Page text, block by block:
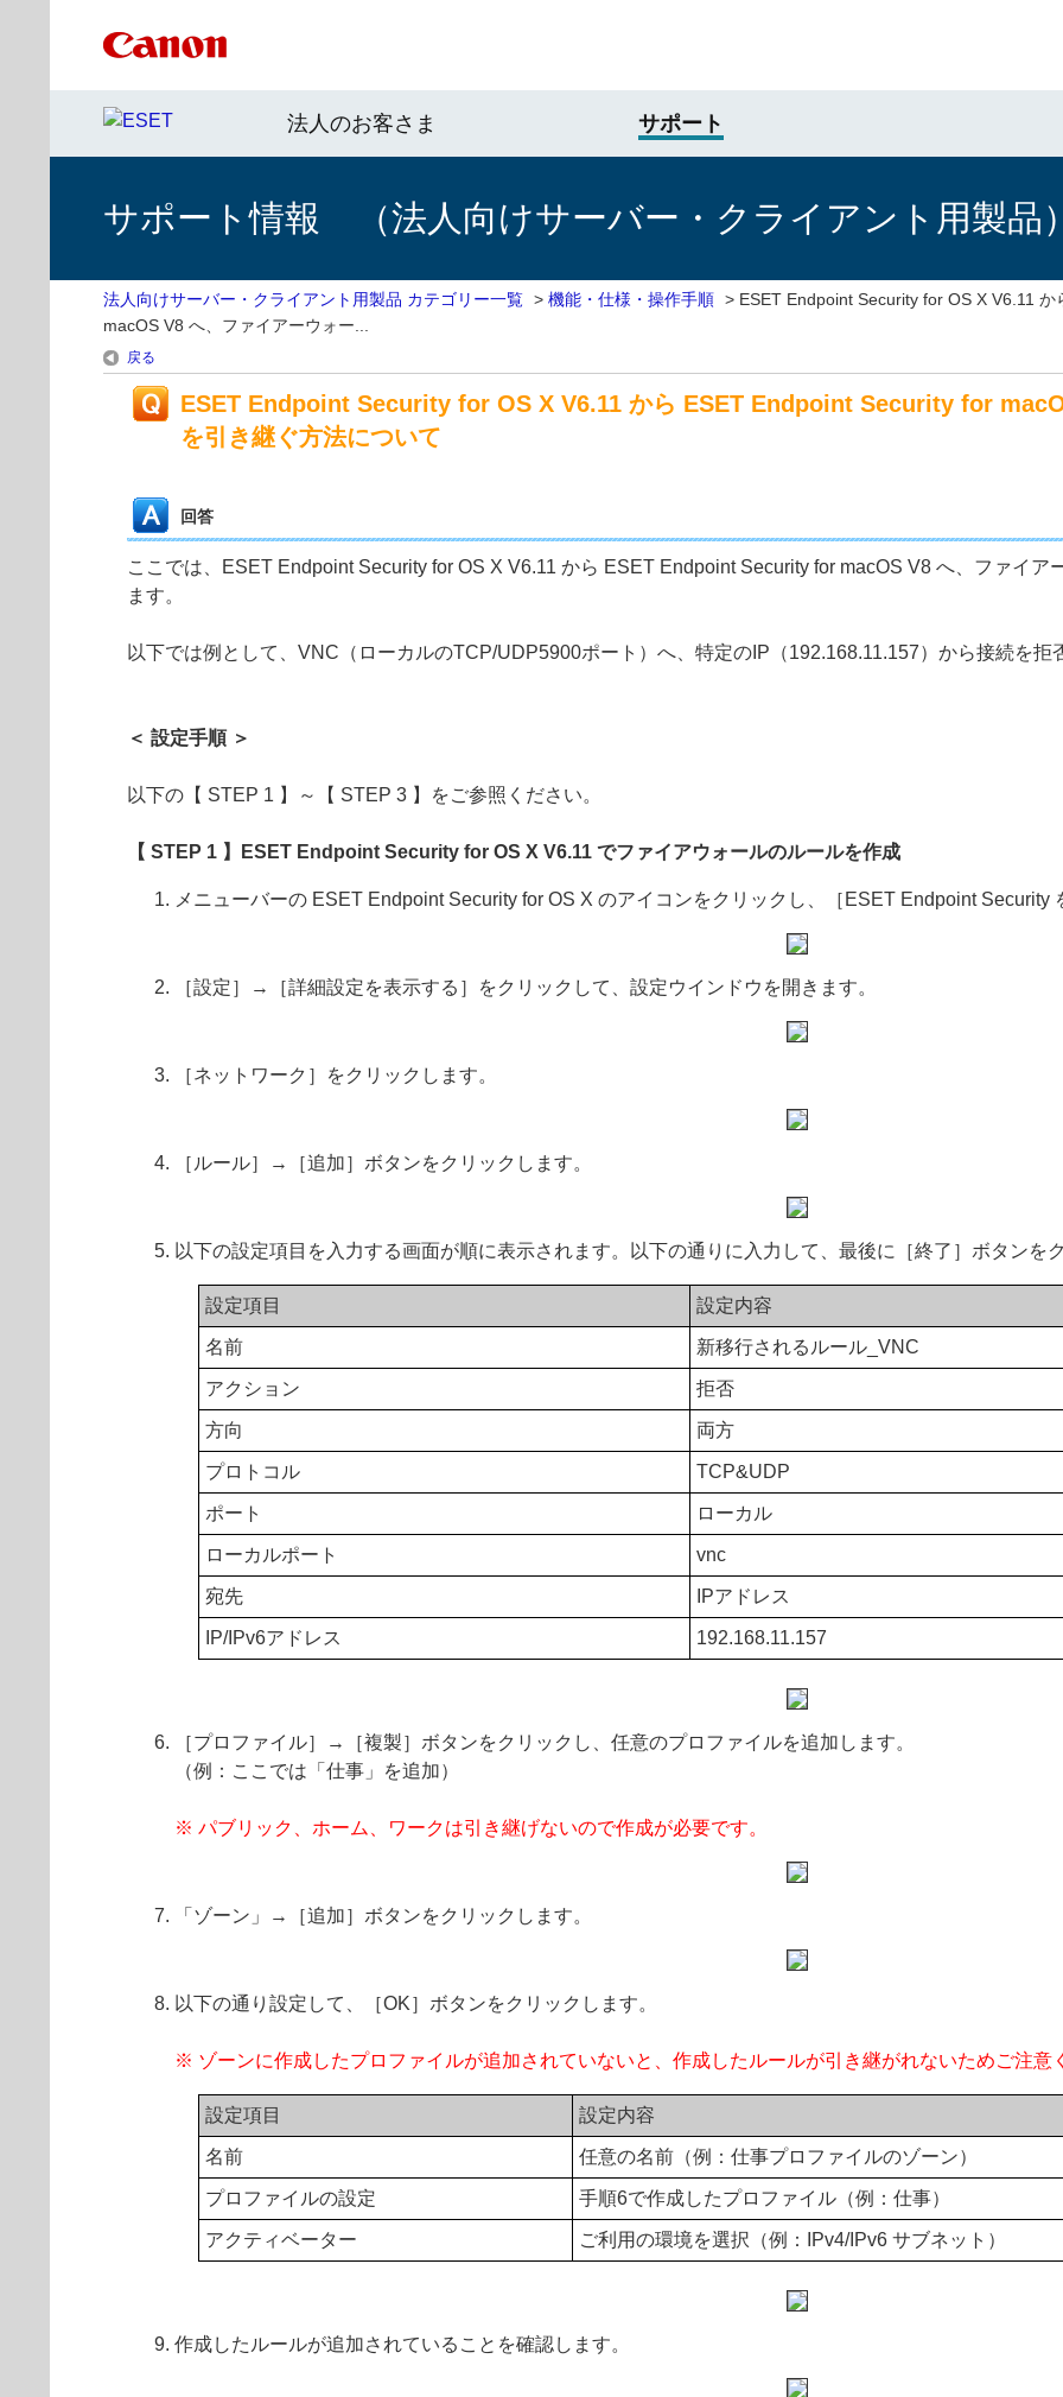
法人のお客さま サポート
サポート情報 （法人向けサーバー・クライアント用製品）
法人向けサーバー・クライアント用製品 カテゴリー一覧 > 機能・仕様・操作手順 > ESET Endpoint Security for OS X V6.11
macOS V8 へ、ファイアーウォー...
戻る
ESET Endpoint Security for OS X V6.11 から ESET Endpoint Security for
を引き継ぐ方法について
回答
ここでは、ESET Endpoint Security for OS X V6.11 から ESET Endpoint Security for macOS V8 へ、ファイ
ます。
以下では例として、VNC（ローカルのTCP/UDP5900ポート）へ、特定のIP（192.168.11.157）から接続を拒
＜ 設定手順 ＞
以下の【 STEP 1 】～【 STEP 3 】をご参照ください。
【 STEP 1 】ESET Endpoint Security for OS X V6.11 でファイアウォールのルールを作成
メニューバーの ESET Endpoint Security for OS X のアイコンをクリックし、［ESET Endpoint Security
［設定］→［詳細設定を表示する］をクリックして、設定ウインドウを開きます。
［ネットワーク］をクリックします。
［ルール］→［追加］ボタンをクリックします。
以下の設定項目を入力する画面が順に表示されます。以下の通りに入力して、最後に［終了］ボタンを
設定項目 設定内容
名前 新移行されるルール_VNC
アクション 拒否
方向 両方
プロトコル TCP&UDP
ポート ローカル
ローカルポート vnc
宛先 IPアドレス
IP/IPv6アドレス 192.168.11.157
［プロファイル］→［複製］ボタンをクリックし、任意のプロファイルを追加します。
（例：ここでは「仕事」を追加）
※ パブリック、ホーム、ワークは引き継げないので作成が必要です。
「ゾーン」→［追加］ボタンをクリックします。
以下の通り設定して、［OK］ボタンをクリックします。
※ ゾーンに作成したプロファイルが追加されていないと、作成したルールが引き継がれないためご注意
設定項目 設定内容
名前 任意の名前（例：仕事プロファイルのゾーン）
プロファイルの設定 手順6で作成したプロファイル（例：仕事）
アクティベーター ご利用の環境を選択（例：IPv4/IPv6 サブネット）
作成したルールが追加されていることを確認します。